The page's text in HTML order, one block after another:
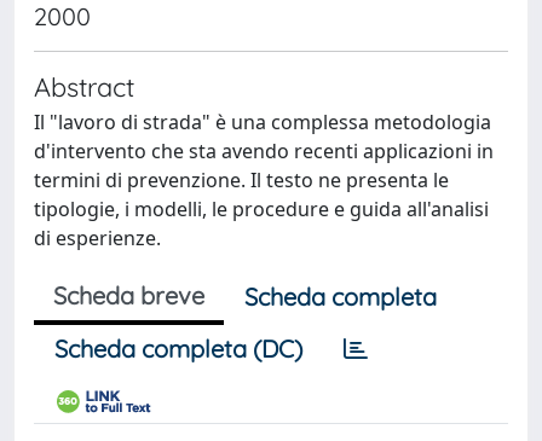
2000
Abstract
Il "lavoro di strada" è una complessa metodologia
d'intervento che sta avendo recenti applicazioni in
termini di prevenzione. Il testo ne presenta le
tipologie, i modelli, le procedure e guida all'analisi
di esperienze.
Scheda breve
Scheda completa
Scheda completa (DC)